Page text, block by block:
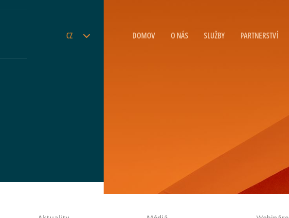
CZ DOMOV O NÁS SLUŽBY PARTNERSTVÍ